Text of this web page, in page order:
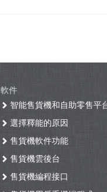
軟件
智能售貨機和自助零售平
選擇釋能的原因
售貨機軟件功能
售貨機雲後台
售貨機編程接口